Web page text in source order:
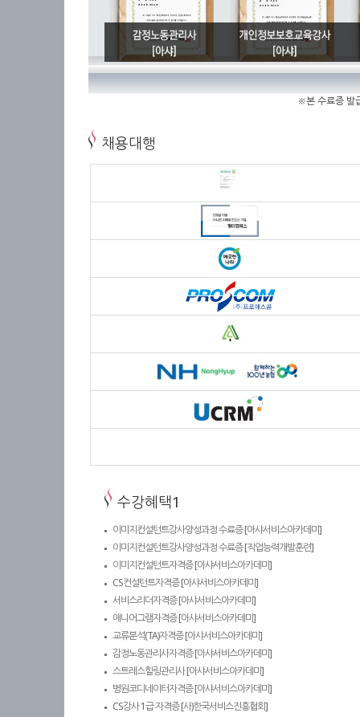
※본 수료증 발
채용대행
수강혜택1
이미지컨설턴트강사양성과정 수료증 [아샤서비스아카데미]
이미지컨설턴트강사양성과정 수료증 [직업능력개발훈련]
이미지컨설턴트자격증 [아샤서비스아카데미]
CS컨설턴트자격증 [아샤서비스아카데미]
서비스리더자격증 [아샤서비스아카데미]
애니어그램자격증 [아샤서비스아카데미]
교류분석(TA)자격증 [아샤서비스아카데미]
감정노동관리사자격증 [아샤서비스아카데미]
스트레스힐링관리사 [아샤서비스아카데미]
병원코디네이터자격증 [아샤서비스아카데미]
CS강사 1급 자격증 [사)한국서비스진흥협회]